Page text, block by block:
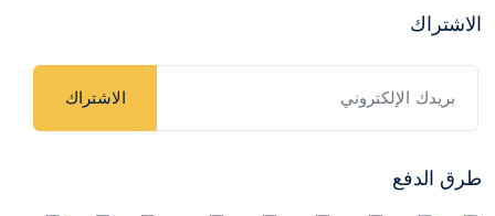
الاشتراك
الاشتراك
طرق الدفع